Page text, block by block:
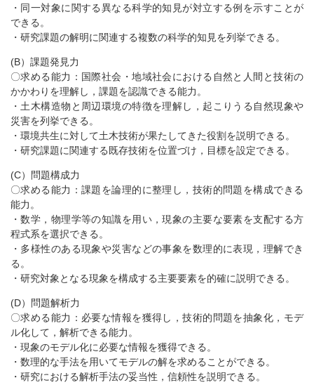
・同一対象に関する異なる科学的知見が対立する例を示すことが
できる。
・研究課題の解明に関連する複数の科学的知見を列挙できる。
(B）課題発見力
〇求める能力：国際社会・地域社会における自然と人間と技術の
かかわりを理解し，課題を認識できる能力。
・土木構造物と周辺環境の特徴を理解し，起こりうる自然現象や
災害を列挙できる。
・環境共生に対して土木技術が果たしてきた役割を説明できる。
・研究課題に関連する既存技術を位置づけ，目標を設定できる。
(C）問題構成力
〇求める能力：課題を論理的に整理し，技術的問題を構成できる
能力。
・数学，物理学等の知識を用い，現象の主要な要素を支配する方
程式系を選択できる。
・多様性のある現象や災害などの事象を数理的に表現，理解でき
る。
・研究対象となる現象を構成する主要要素を的確に説明できる。
(D）問題解析力
〇求める能力：必要な情報を獲得し，技術的問題を抽象化，モデ
ル化して，解析できる能力。
・現象のモデル化に必要な情報を獲得できる。
・数理的な手法を用いてモデルの解を求めることができる。
・研究における解析手法の妥当性，信頼性を説明できる。